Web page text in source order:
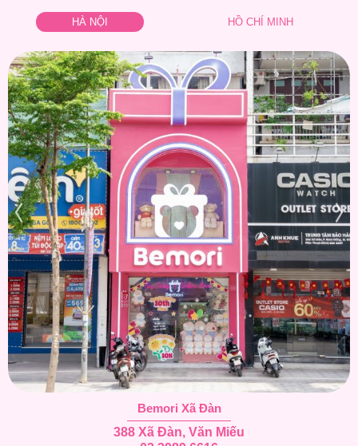
HÀ NỘI HỒ CHÍ MINH
Bemori Xã Đàn
388 Xã Đàn, Văn Miếu